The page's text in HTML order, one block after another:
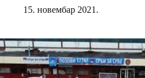
15. новембар 2021.